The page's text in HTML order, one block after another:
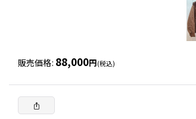
販売価格: 88,000円(税込)